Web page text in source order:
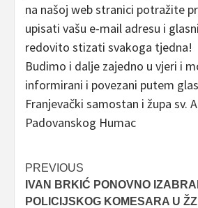
na našoj web stranici potražite
upisati vašu e-mail adresu i
redovito stizati svakoga tjedna!
Budimo i dalje zajedno u vjeri i
informirani i povezani putem
Franjevački samostan i župa sv.
Padovanskog Humac
Post
navigation
PREVIOUS
IVAN BRKIĆ PONOVNO
POLICIJSKOG KOMESARA U